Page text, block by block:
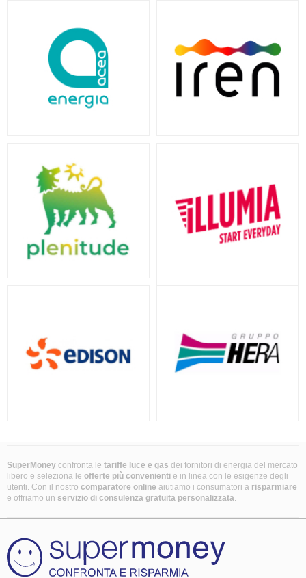
SuperMoney confronta le tariffe luce e gas dei fornitori di energia del mercato
libero e seleziona le offerte più convenienti e in linea con le esigenze degli
utenti. Con il nostro comparatore online aiutiamo i consumatori a risparmiare
e offriamo un servizio di consulenza gratuita personalizzata.